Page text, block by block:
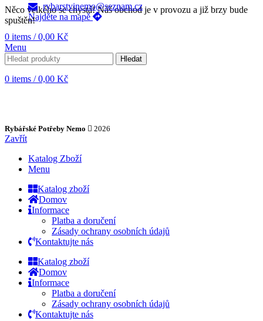
rybarstvinemo@seznam.cz
Najděte na mapě
0 items / 0,00 Kč
Menu
Hledat
0 items / 0,00 Kč
Něco velkého se chystá! Náš obchod je v provozu a již brzy bude
spuštěn!
Rybářské Potřeby Nemo 2026
Zavřít
Katalog Zboží
Menu
Katalog zboží
Domov
Informace
Platba a doručení
Zásady ochrany osobních údajů
Kontaktujte nás
Katalog zboží
Domov
Informace
Platba a doručení
Zásady ochrany osobních údajů
Kontaktujte nás